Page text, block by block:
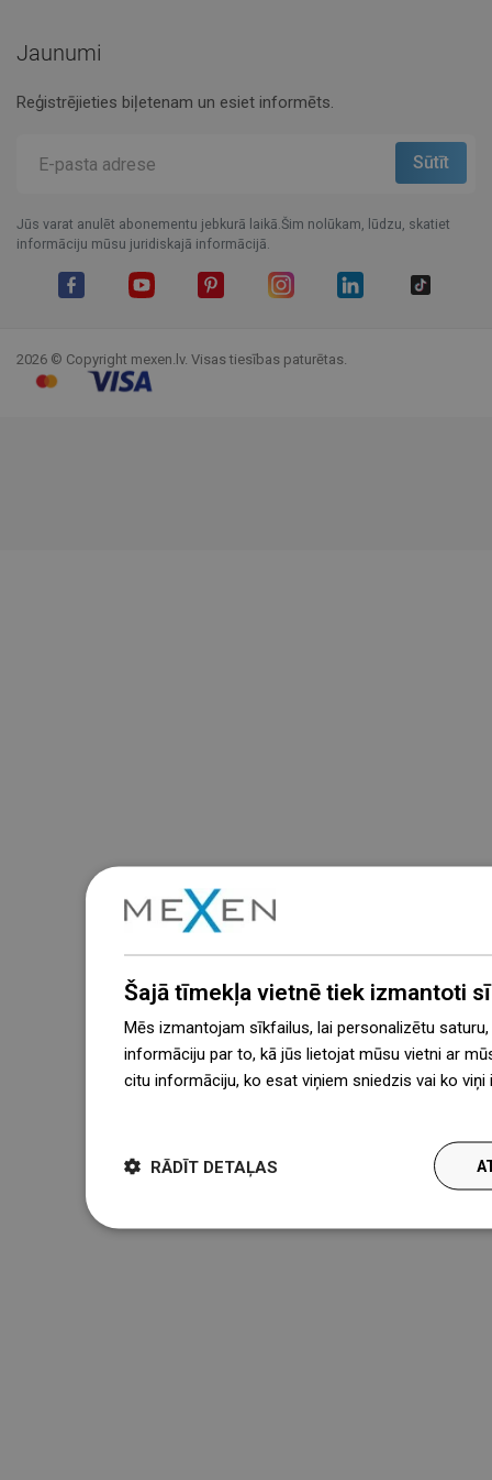
Jaunumi
Reģistrējieties biļetenam un esiet informēts.
Jūs varat anulēt abonementu jebkurā laikā.Šim nolūkam, lūdzu, skatiet
informāciju mūsu juridiskajā informācijā.
2026 © Copyright mexen.lv. Visas tiesības paturētas.
Šajā tīmekļa vietnē tiek izmantoti
Mēs izmantojam sīkfailus, lai personalizētu
informāciju par to, kā jūs lietojat mūsu vietni ar
citu informāciju, ko esat viņiem sniedzis vai ko
RĀDĪT DETAĻAS